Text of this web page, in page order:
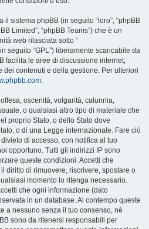
il sistema phpBB (in seguito “loro”, “phpBB
Limited”, “phpBB Teams”) che è un
web rilasciata sotto “
seguito “GPL”) liberamente scaricabile da
facilita le aree di discussione internet;
contenuti e della gestione. Per ulteriori
.
oscenità, volgarità, calunnia,
o qualsiasi altro tipo di materiale che
proprio Stato, o dello Stato dove
o di una Legge internazionale. Fare ciò
di accesso, con notifica al tuo
opportuno. Tutti gli indirizzi IP sono
queste condizioni. Accetti che
il diritto di rimuovere, riscrivere, spostare o
momento lo ritenga necessario.
che ogni informazione (dato
in un database. Al contempo queste
a nessuno senza il tuo consenso, né
sono da ritenersi responsabili per